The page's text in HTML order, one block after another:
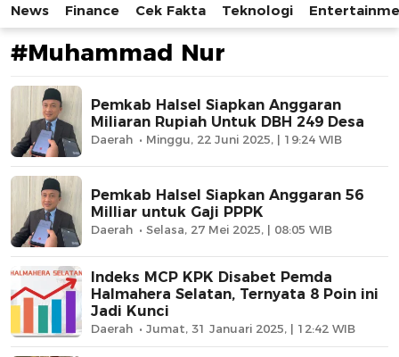
Mimbar Timur
Media Berjaringan Indonesia Timur
News Finance Cek Fakta Teknologi
#Muhammad Nur
Pemkab Halsel Siapkan Anggaran
Miliaran Rupiah Untuk DBH 249 Desa
Daerah Minggu, 22 Juni 2025, | 19:24 WIB
Pemkab Halsel Siapkan Anggaran 56
Milliar untuk Gaji PPPK
Daerah Selasa, 27 Mei 2025, | 08:05 WIB
Indeks MCP KPK Disabet Pemda
Halmahera Selatan, Ternyata 8 Poin ini
Jadi Kunci
Daerah Jumat, 31 Januari 2025, | 12:42 WIB